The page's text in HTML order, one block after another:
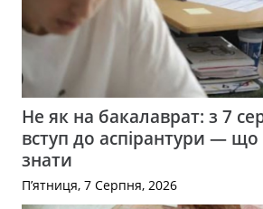
Не як на бакалаврат: з 7
вступ до аспірантури —
знати
П’ятниця, 7 Серпня, 2026